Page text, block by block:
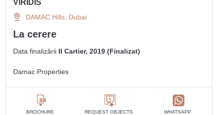
VIRIDIS
DAMAC Hills, Dubai
La cerere
Data finalizării II Cartier, 2019 (Finalizat)
Damac Properties
BROCHURE REQUEST OBJECTS WHATSAPP